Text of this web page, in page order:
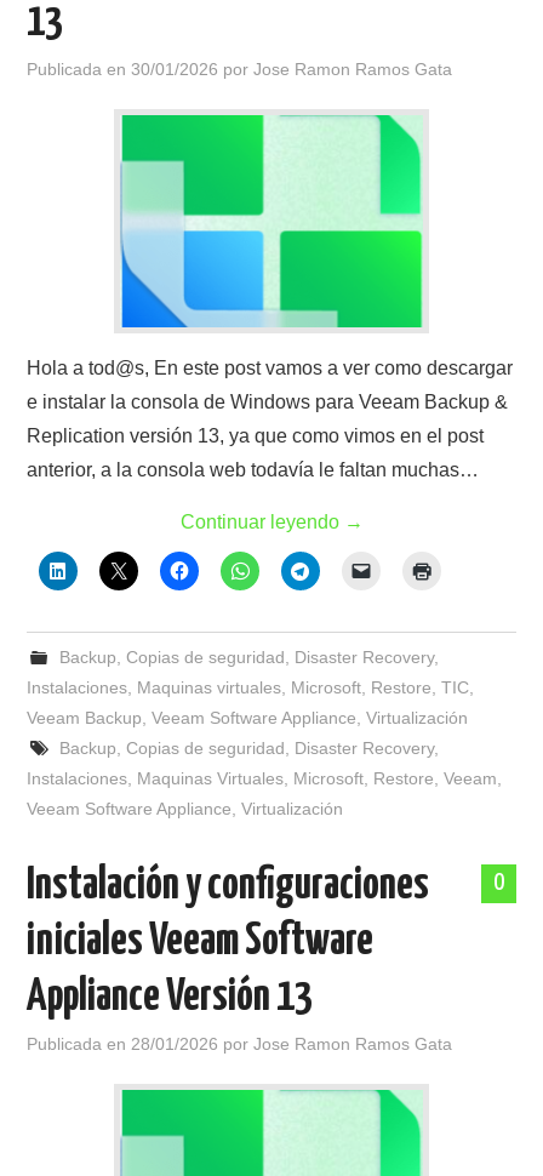
13
Publicada en30/01/2026 porJose Ramon Ramos Gata
Hola a tod@s, En este post vamos a ver como descargar
e instalar la consola de Windows para Veeam Backup &
Replication versión 13, ya que como vimos en el post
anterior, a la consola web todavía le faltan muchas…
Continuar leyendo →
Backup Copias de seguridad Disaster Recovery,
Instalaciones Maquinas virtuales Microsoft Restore ,TIC
Veeam Backup ,Veeam Software Appliance ,Virtualización
Backup Copias de seguridad Disaster Recovery,
Instalaciones Maquinas Virtuales Microsoft Restore ,Veeam
Veeam Software Appliance ,Virtualización
0
Instalación y configuraciones
iniciales Veeam Software
Appliance Versión 13
Publicada en 28/01/2026 porJose Ramon Ramos Gata